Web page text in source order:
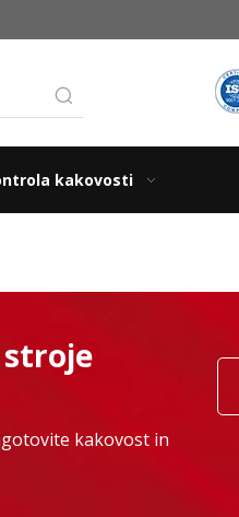
kakovosti
stroje
kakovost in